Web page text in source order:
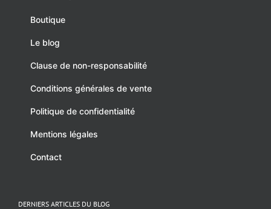
Boutique
Le blog
Clause de non-responsabilité
Conditions générales de vente
Politique de confidentialité
Mentions légales
Contact
DERNIERS ARTICLES DU BLOG